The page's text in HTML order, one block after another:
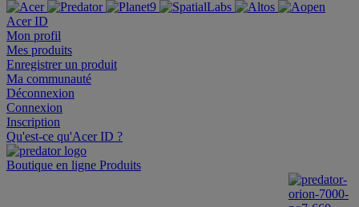
Acer ID
Mon profil
Mes produits
Enregistrer un produit
Ma communauté
Déconnexion
Connexion
Inscription
Qu'est-ce qu'Acer ID ?
Boutique en ligne Produits